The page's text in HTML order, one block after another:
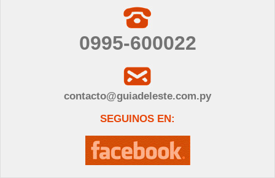
0995-600022
contacto@guiadeleste.com.py
SEGUINOS EN: